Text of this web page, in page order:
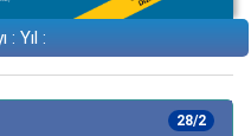
: Yıl :
28/2